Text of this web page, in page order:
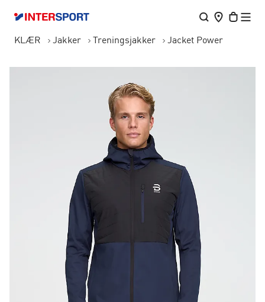
KLÆR Jakker Treningsjakker Jacket Power